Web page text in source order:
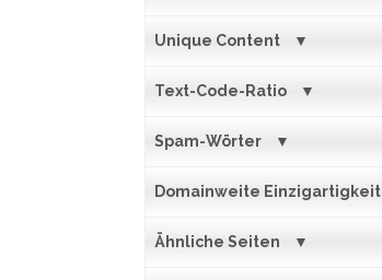
Unique Content
Text-Code-Ratio
Spam-Wörter
Domainweite Einzigartigkeit
Ähnliche Seiten